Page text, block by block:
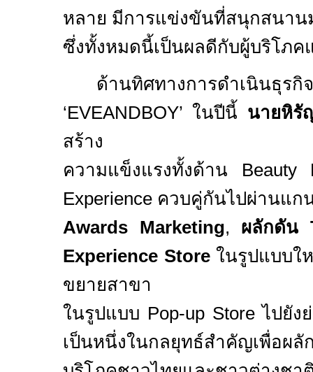
หลาย มีการแข่งขันที่สนุกสนา
ซึ่งทั้งหมดนี้เป็นผลดีกับผู้บริโภ
ด้านทิศทางการดำเนินธุรกิ
‘EVEANDBOY’ ในปีนี้ นายหิรั
สร้าง
ความแข็งแรงทั้งด้าน
Experience ควบคู่กันไปผ่านแ
Awards Marketing, ผลักดัน
Experience Store ในรูปแบบใ
ขยายสาขา
ในรูปแบบ Pop-up Storeไปยัง
เป็นหนึ่งในกลยุทธ์สำคัญเพื่อ